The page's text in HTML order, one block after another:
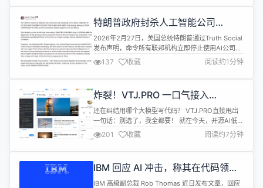
由，听起来甚至有点反直觉：它不是在教你如何更快
快乐”。 在过去的很长一段时间里，营销行业...
特朗普政府封杀人工智能公司
Anthropic
2026年2月27日，美国总统特朗普通过Truth Social
发布声明，命令所有联邦机构立即停止使用AI公司
Anthropic的技术。 根据声明，对于已经部署了
Anthropic产品的机构（如国防部），特朗普将给予
六个月的过渡淘汰期。他警告Anthropic在过渡期内
并追究"重大的民事和刑事责任"。 同日，国...
137 收藏 阅读约1分钟
炸裂！VTJ.PRO 一口气接入
Qwen3.5、MiniMax M2.5、GLM
4.7！
还在纠结用哪个大模型写代码？ VTJ.PRO直接甩出
一句话：别选了，我全都要！ 就在今天，开源AI低代
码平台VTJ.PRO投下一枚重磅炸弹——全面接入
Qwen3.5、MiniMax M2.5、GLM 4.7等国产顶尖大
模型，加上原有的DeepSeek、Gemini、Claude、
消息一出，开发者社群直接沸腾：...
201 收藏 阅读约7分钟
IBM 回应 AI 冲击，称其在代码领域
的应用将创造巨大的价值
IBM 高级副总裁 Rob Thomas 近日发布文章，回应